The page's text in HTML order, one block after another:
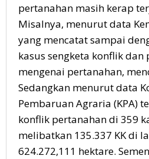
pertanahan masih kerap
Misalnya, menurut data
yang mencatat sampai
kasus sengketa konflik
mengenai pertanahan,
Sedangkan menurut data
Pembaruan Agraria (KPA)
konflik pertanahan di 359
melibatkan 135.337 KK di
624.272,111 hektare.